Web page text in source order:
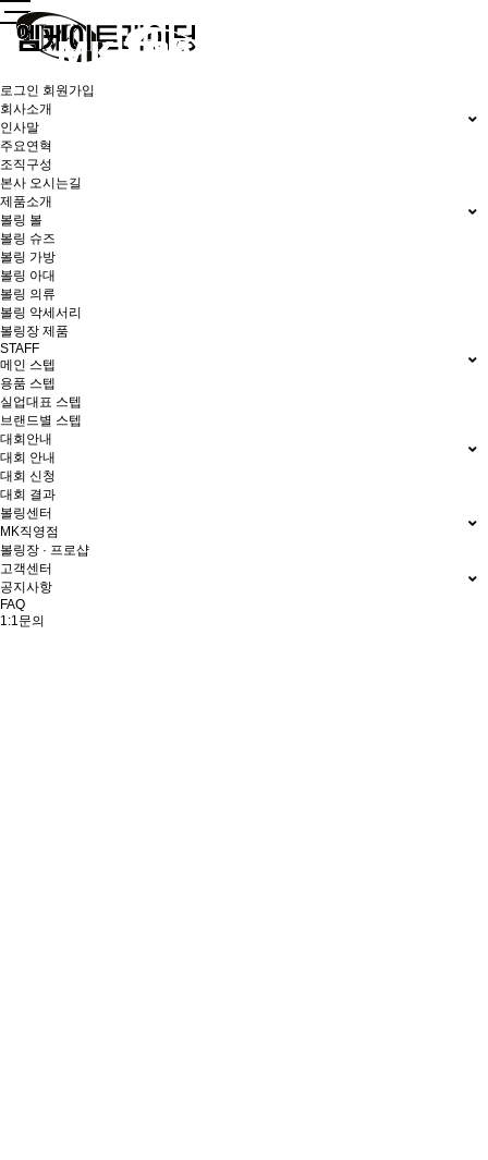
로그인 회원가입
회사소개
인사말
주요연혁
조직구성
본사 오시는길
제품소개
볼링 볼
볼링 슈즈
볼링 가방
볼링 아대
볼링 의류
볼링 악세서리
볼링장 제품
STAFF
메인 스텝
용품 스텝
실업대표 스텝
브랜드별 스텝
대회안내
대회 안내
대회 신청
대회 결과
볼링센터
MK직영점
볼링장 · 프로샵
고객센터
공지사항
FAQ
1:1문의